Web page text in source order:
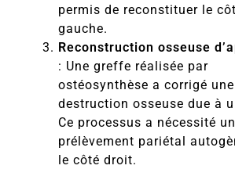
permis de reconstituer le
gauche.
Reconstruction osseuse
: Une greffe réalisée par
ostéosynthèse a corrigé une
destruction osseuse due à
Ce processus a nécessité un
prélèvement pariétal
le côté droit.